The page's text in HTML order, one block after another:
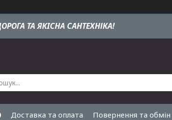
ТА ЯКIСНА САНТЕХНІКА!
Доставка та оплата Повернення та обмін